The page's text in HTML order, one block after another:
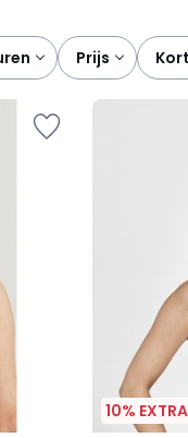
prijs
10%